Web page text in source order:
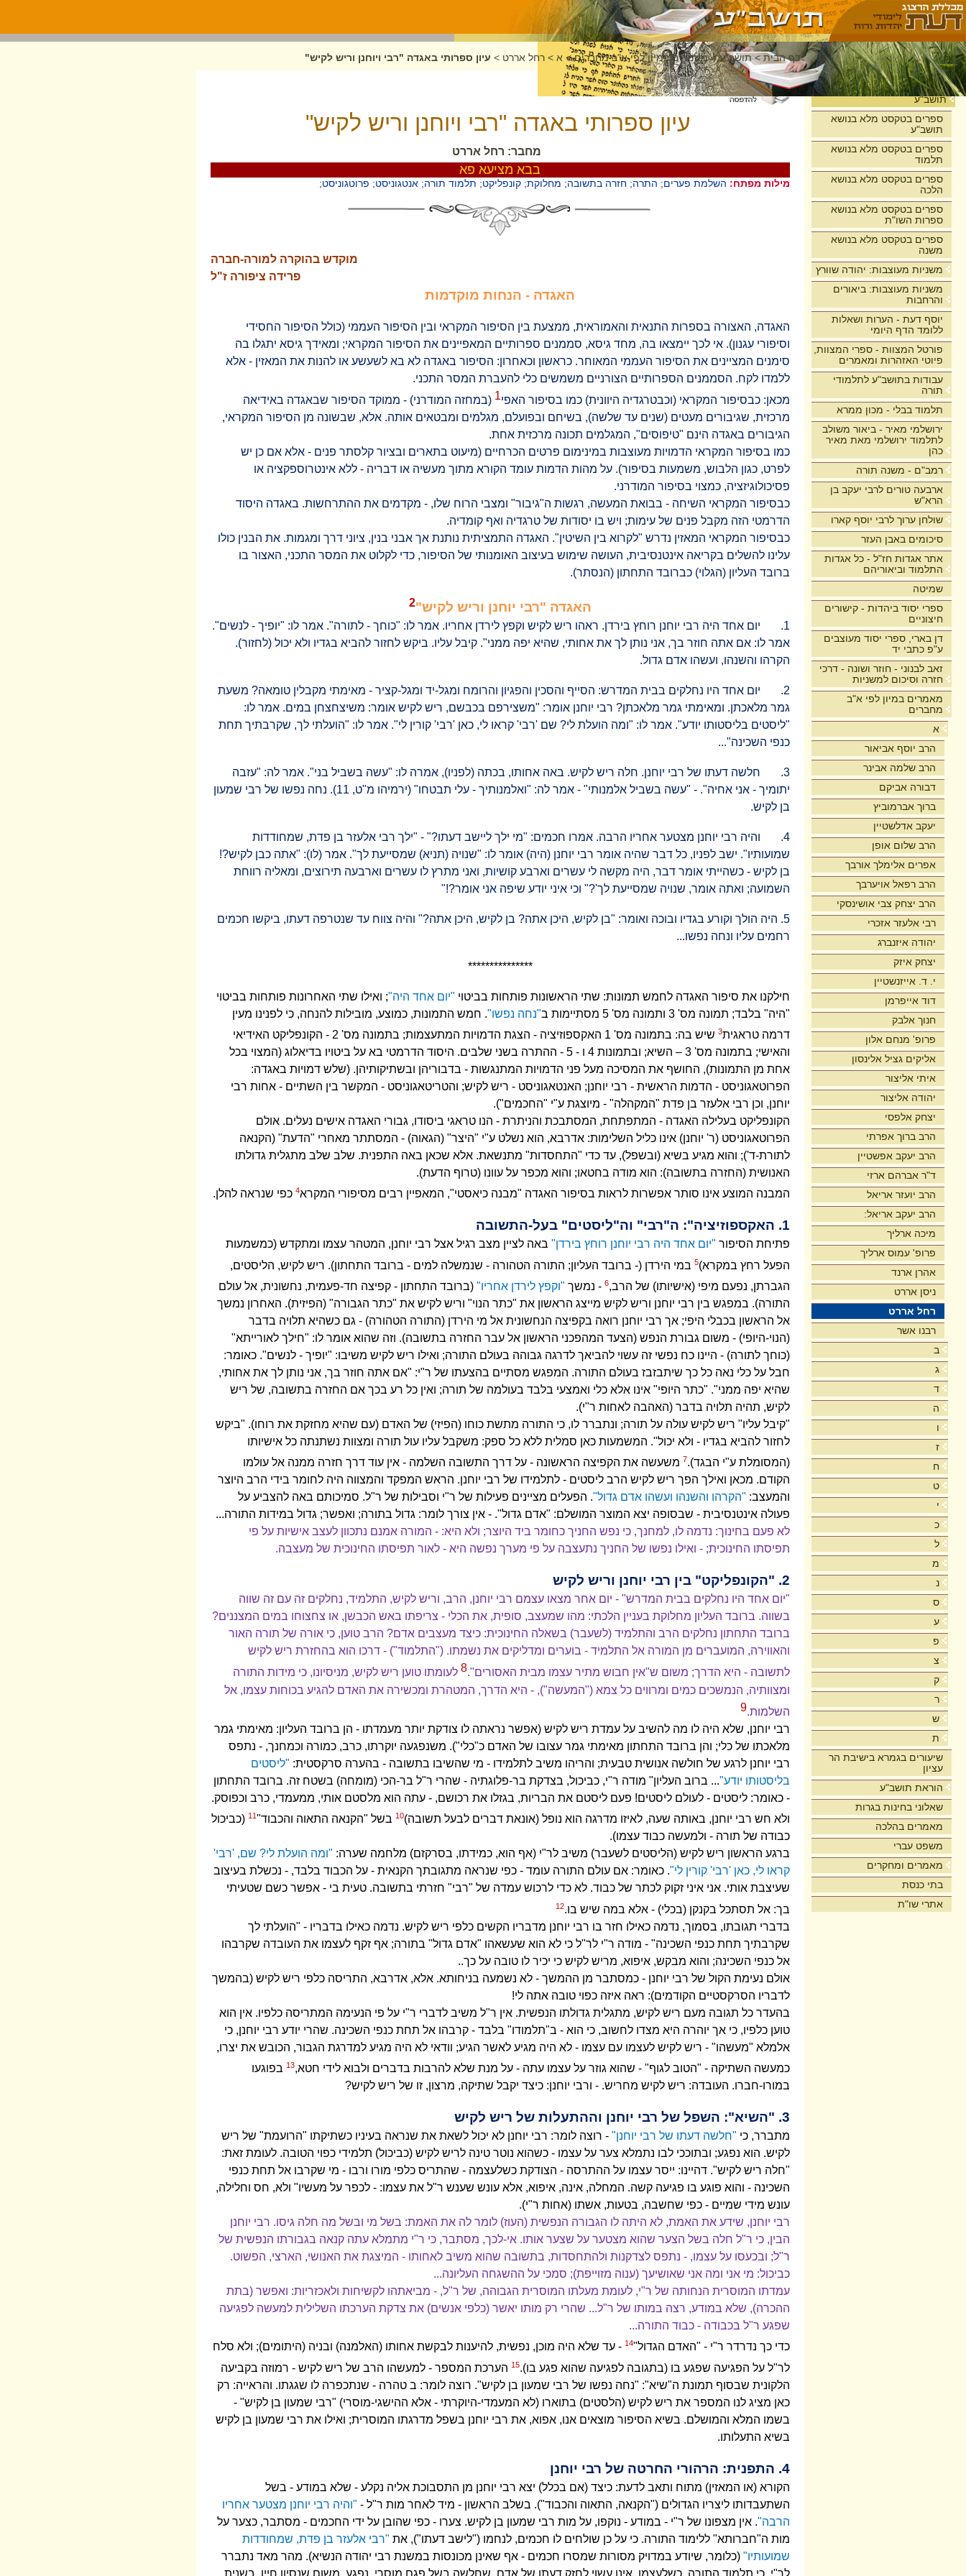
בית
תושב"ע
ספרים בטקסט מלא בנושא
תושב"ע
ספרים בטקסט מלא בנושא
תלמוד
ספרים בטקסט מלא בנושא
הלכה
ספרים בטקסט מלא בנושא
ספרות השו"ת
ספרים בטקסט מלא בנושא
משנה
משניות מעוצבות: יהודה שוורץ
משניות מעוצבות: ביאורים
והרחבות
יוסף דעת - הערות ושאלות
ללומד הדף היומי
פורטל המצוות - ספרי המצוות,
פיוטי האזהרות ומאמרים
עבודות בתושב"ע לתלמודי
תורה
תלמוד בבלי - מכון ממרא
ירושלמי מאיר - ביאור משולב
לתלמוד ירושלמי מאת מאיר
כהן
רמב"ם - משנה תורה
ארבעה טורים לרבי יעקב בן
הרא"ש
שולחן ערוך לרבי יוסף קארו
סיכומים באבן העזר
אתר אגדות חז"ל - כל אגדות
התלמוד וביאוריהם
שמיטה
ספרי יסוד ביהדות - קישורים
חיצוניים
דן בארי, ספרי יסוד מעוצבים
ע"פ כתבי יד
זאב לבנוני - חוזר ושונה - דרכי
חזרה וסיכום למשניות
מאמרים במיון לפי א"ב
מחברים
א
הרב יוסף אביאור
הרב שלמה אבינר
דבורה אביקם
ברוך אברמוביץ
יעקב אדלשטיין
הרב שלום אופן
אפרים אלימלך אורבך
הרב רפאל אויערבך
הרב יצחק צבי אושינסקי
רבי אלעזר אזכרי
יהודה איזנברג
יצחק איזק
י. ד. אייזנשטיין
דוד אייפרמן
חנוך אלבק
פרופ' מנחם אלון
אליקים גציל אלינסון
איתי אליצור
יהודה אליצור
יצחק אלפסי
הרב ברוך אפרתי
הרב יעקב אפשטיין
ד"ר אברהם ארזי
הרב יועזר אריאל
הרב יעקב אריאל:
מיכה ארליך
פרופ' עמוס ארליך
אהרן ארנד
ניסן אררט
רחל אררט
רבנו אשר
ב
ג
ד
ה
ו
ז
ח
ט
י
כ
ל
מ
נ
ס
ע
פ
צ
ק
ר
ש
ת
שיעורים בגמרא בישיבת הר
עציון
הוראת תושב"ע
שאלוני בחינות בגרות
מאמרים בהלכה
משפט עברי
מאמרים ומחקרים
בתי כנסת
אתרי שו"ת
דף הבית >תושב"ע >מאמרים במיון לפי א"ב מחברים > א > רחל אררט > עיון ספרותי באגדה "רבי ויוחנן וריש לקיש"
עיון ספרותי באגדה "רבי ויוחנן וריש לקיש"
מחבר: רחל אררט
בבא מציעא פא
מילות מפתח: השלמת פערים; התרה; חזרה בתשובה; מחלוקת; קונפליקט; תלמוד תורה; אנטגוניסט; פרוטגוניסט;
מוקדש בהוקרה למורה-חברה
פרידה ציפורה ז"ל
האגדה - הנחות מוקדמות
האגדה, האצורה בספרות התנאית והאמוראית, ממצעת בין הסיפור המקראי ובין הסיפור העממי (כולל הסיפור החסידי
וסיפורי עגנון). אי לכך יימצאו בה, מחד גיסא, סממנים ספרותיים המאפיינים את הסיפור המקראי; ומאידך גיסא יתגלו בה
סימנים המציינים את הסיפור העממי המאוחר. כראשון וכאחרון: הסיפור באגדה לא בא לשעשע או להנות את המאזין - אלא
ללמדו לקח. הסממנים הספרותיים הצורניים משמשים כלי להעברת המסר התכני.
מכאן: כבסיפור המקראי (וכבטרגדיה היוונית) כמו בסיפור האפי1 (במחזה המודרני) - ממוקד הסיפור שבאגדה באידיאה
מרכזית, שגיבורים מעטים (שנים עד שלשה), בשיחם ובפועלם, מגלמים ומבטאים אותה. אלא, שבשונה מן הסיפור המקראי,
הגיבורים באגדה הינם "טיפוסים", המגלמים תכונה מרכזית אחת.
כמו בסיפור המקראי הדמויות מעוצבות במינימום פרטים הכרחיים (מיעוט בתארים ובציור קלסתר פנים - אלא אם כן יש
לפרט, כגון הלבוש, משמעות בסיפור). על מהות הדמות עומד הקורא מתוך מעשיה או דבריה - ללא אינטרוספקציה או
פסיכולוגיזציה, כמצוי בסיפור המודרני.
כבסיפור המקראי השיחה - בבואת המעשה, רגשות ה"גיבור" ומצבי הרוח שלו, - מקדמים את ההתרחשות. באגדה היסוד
הדרמטי הזה מקבל פנים של עימות; ויש בו יסודות של טרגדיה ואף קומדיה.
כבסיפור המקראי המאזין נדרש "לקרוא בין השיטין". האגדה התמציתית נותנת אך אבני בנין, ציוני דרך ומגמות. את הבנין כולו
עלינו להשלים בקריאה אינטנסיבית, העושה שימוש בעיצוב האומנותי של הסיפור, כדי לקלוט את המסר התכני, האצור בו
ברובד העליון (הגלוי) כברובד התחתון (הנסתר).
האגדה "רבי יוחנן וריש לקיש"2
1. יום אחד היה רבי יוחנן רוחץ בירדן. ראהו ריש לקיש וקפץ לירדן אחריו. אמר לו: "כוחך - לתורה". אמר לו: "יופיך - לנשים".
אמר לו: אם אתה חוזר בך, אני נותן לך את אחותי, שהיא יפה ממני". קיבל עליו. ביקש לחזור להביא בגדיו ולא יכול (לחזור).
הקרהו והשנהו, ועשהו אדם גדול.
2. יום אחד היו נחלקים בבית המדרש: הסייף והסכין והפגיון והרומח ומגל-יד ומגל-קציר - מאימתי מקבלין טומאה? משעת
גמר מלאכתן. ומאימתי גמר מלאכתן? רבי יוחנן אומר: "משצירפם בכבשם, ריש לקיש אומר: משיצחצחן במים. אמר לו:
"ליסטים בליסטותו יודע". אמר לו: "ומה הועלת לי? שם 'רבי' קראו לי, כאן 'רבי' קורין לי". אמר לו: "הועלתי לך, שקרבתיך תחת
כנפי השכינה"...
3. חלשה דעתו של רבי יוחנן. חלה ריש לקיש. באה אחותו, בכתה (לפניו), אמרה לו: "עשה בשביל בני". אמר לה: "עזבה
יתומיך - אני אחיה". - "עשה בשביל אלמנותי" - אמר לה: "ואלמנותיך - עלי תבטחו" (ירמיהו מ"ט, 11). נחה נפשו של רבי שמעון
בן לקיש.
4. והיה רבי יוחנן מצטער אחריו הרבה. אמרו חכמים: "מי ילך ליישב דעתו?" - "ילך רבי אלעזר בן פדת, שמחודדות
שמועותיו". ישב לפניו, כל דבר שהיה אומר רבי יוחנן (היה) אומר לו: "שנויה (תניא) שמסייעת לך". אמר (לו): "אתה כבן לקיש?!
בן לקיש - כשהייתי אומר דבר, היה מקשה לי עשרים וארבע קושיות, ואני מתרץ לו עשרים וארבעה תירוצים, ומאליה רווחת
השמועה; ואתה אומר, שנויה שמסייעת לך'?" וכי איני יודע שיפה אני אומר?!"
5. היה הולך וקורע בגדיו ובוכה ואומר: "בן לקיש, היכן אתה? בן לקיש, היכן אתה?" והיה צווח עד שנטרפה דעתו, ביקשו חכמים
רחמים עליו ונחה נפשו...
***************
חילקנו את סיפור האגדה לחמש תמונות: שתי הראשונות פותחות בביטוי "יום אחד היה"; ואילו שתי האחרונות פותחות בביטוי
"היה" בלבד; תמונה מס' 3 ותמונה מס' 5 מסתיימות ב
"נחה נפשו". חמש התמונות, כמוצע, מובילות להנחה, כי לפנינו מעין
דרמה טראגית3
שיש בה: בתמונה מס' 1 האקספוזיציה - הצגת הדמויות המתעצמות; בתמונה מס' 2 - הקונפליקט האידיאי
והאישי; בתמונה מס' 3 – השיא; ובתמונות 4 ו - 5 - ההתרה בשני שלבים. היסוד הדרמטי בא על ביטויו בדיאלוג (המצוי בכל
אחת מן התמונות), החושף את המסיכה מעל פני הדמויות המתנגשות - בדבוריהן ובשתיקותיהן. (שלש דמויות באגדה:
הפרוטאגוניסט - הדמות הראשית - רבי יוחנן; האנטאגוניסט - ריש לקיש; והטריטאגוניסט - המקשר בין השתיים - אחות רבי
יוחנן, וכן רבי אלעזר בן פדת "המקהלה" - מיוצגת ע"י "החכמים").
הקונפליקט בעלילה האגדה - המתפתחת, המסתבכת והניתרת - הנו טראגי ביסודו, גבורי האגדה אישים נעלים. אולם
הפרוטאגוניסט (ר' יוחנן) אינו כליל השלימות: אדרבא, הוא נשלט ע"י "היצר" (הגאוה) - המסתתר מאחרי "הדעת" (הקנאה
לתורת-ד'); והוא מגיע בשיא (ובשפל), עד כדי "התחסדות" מתנשאת. אלא שכאן באה התפנית. שלב שלב מתגלית גדולתו
האנושית (החזרה בתשובה): הוא מודה בחטאו; והוא מכפר על עוונו (טרוף הדעת).
המבנה המוצע אינו סותר אפשרות לראות בסיפור האגדה "מבנה כיאסטי", המאפיין רבים מסיפורי המקרא4 כפי שנראה להלן.
1. האקספוזיציה": ה"רבי" וה"ליסטים" בעל-התשובה
פתיחת הסיפור "יום אחד היה רבי יוחנן רוחץ בירדן" באה לציין מצב רגיל אצל רבי יוחנן, המטהר עצמו ומתקדש (כמשמעות
הפעל רחץ במקרא)5 במי הירדן (- ברובד העליון; התורה הטהורה - שנמשלה למים - ברובד התחתון). ריש לקיש, הליסטים,
הגברתן, נפעם מיפי (אישיותו) של הרב,6 - נמשך "וקפץ לירדן אחריו" (ברובד התחתון - קפיצה חד-פעמית, נחשונית, אל עולם
התורה). במפגש בין רבי יוחנן וריש לקיש מייצג הראשון את "כתר הנוי" וריש לקיש את "כתר הגבורה" (הפיזית). האחרון נמשך
אל הראשון בכבלי היפי; אך רבי יוחנן רואה בקפיצה הנחשונית אל מי הירדן (התורה הטהורה) - גם כשהיא תלויה בדבר
(הנוי-היופי) - משום גבורת הנפש (הצעד המהפכני הראשון אל עבר החזרה בתשובה). וזה שהוא אומר לו: "חילך לאורייתא"
(כוחך לתורה) - היינו כח נפשי זה עשוי להביאך לדרגה גבוהה בעולם התורה; ואילו ריש לקיש משיבו: "יופיך - לנשים". כאומר:
חבל על כלי נאה כל כך שיתבזבז בעולם התורה. המפגש מסתיים בהצעתו של ר"י: "אם אתה חוזר בך, אני נותן לך את אחותי,
שהיא יפה ממני". "כתר היופי" אינו אלא כלי ואמצעי בלבד בעולמה של תורה; ואין כל רע בכך אם החזרה בתשובה, של ריש
לקיש, תהיה תלויה בדבר (האהבה לאחות ר"י).
"קיבל עליו" ריש לקיש עולה על תורה; ונתברר לו, כי התורה מתשת כוחו (הפיזי) של האדם (עם שהיא מחזקת את רוחו). "ביקש
לחזור להביא בגדיו - ולא יכול". המשמעות כאן סמלית ללא כל ספק: משקבל עליו עול תורה ומצוות נשתנתה כל אישיותו
(המסומלת ע"י הבגד).7 משעשה את הקפיצה הראשונה - על דרך התשובה השלמה - אין עוד דרך חזרה ממנה אל עולמו
הקודם. מכאן ואילך הפך ריש לקיש הרב ליסטים - לתלמידו של רבי יוחנן. הראש המפקד והמצווה היה לחומר בידי הרב היוצר
והמעצב: "הקרהו והשנהו ועשהו אדם גדול". הפעלים מציינים פעילות של ר"י וסבילות של ר"ל. סמיכותם באה להצביע על
פעולה אינטנסיבית - שבסופה יצא המוצר המושלם: "אדם גדול". - אין צורך לומר: גדול בתורה; ואפשר; גדול במידות התורה...
לא פעם בחינוך: נדמה לו, למחנך, כי נפש החניך כחומר ביד היוצר; ולא היא: - המורה אמנם נתכוון לעצב אישיות על פי
תפיסתו החינוכית; - ואילו נפשו של החניך נתעצבה על פי מערך נפשה היא - לאור תפיסתו החינוכית של מעצבה.
2. "הקונפליקט" בין רבי יוחנן וריש לקיש
"יום אחד היו נחלקים בבית המדרש" - יום אחר מצאו עצמם רבי יוחנן, הרב, וריש לקיש, התלמיד, נחלקים זה עם זה שווה
בשווה. ברובד העליון מחלוקת בעניין הלכתי: מהו שמעצב, סופית, את הכלי - צריפתו באש הכבשן, או צחצוחו במים המצננים?
ברובד התחתון נחלקים הרב והתלמיד (לשעבר) בשאלה החינוכית: כיצד מעצבים אדם? הרב טוען, כי אורה של תורה האור
והאווירה, המועברים מן המורה אל התלמיד - בוערים ומדליקים את נשמתו. ("התלמוד") - דרכו הוא בהחזרת ריש לקיש
לתשובה - היא הדרך; משום ש"אין חבוש מתיר עצמו מבית האסורים".8 לעומתו טוען ריש לקיש, מניסיונו, כי מידות התורה
ומצוותיה, הנמשכים כמים ומרווים כל צמא ("המעשה"), - היא הדרך, המטהרת ומכשירה את האדם להגיע בכוחות עצמו, אל
השלמות.9
רבי יוחנן, שלא היה לו מה להשיב על עמדת ריש לקיש (אפשר נראתה לו צודקת יותר מעמדתו - הן ברובד העליון: מאימתי גמר
מלאכתו של כלי; והן ברובד התחתון מאימתי גמר עצובו של האדם כ"כלי"). משנפגעה יוקרתו, כרב, כמורה וכמחנך, - נתפס
רבי יוחנן לרגע של חולשה אנושית טבעית; והריהו משיב לתלמידו - מי שהשיבו בתשובה - בהערה סרקסטית: "ליסטים
בליסטותו יודע"... ברוב העליון" מודה ר"י, כביכול, בצדקת בר-פלוגתיה - שהרי ר"ל בר-הכי (מומחה) בשטח זה. ברובד התחתון
- כאומר: ליסטים - לעולם ליסטים! פעם ליסטם את הבריות, בגזלו את רכושם, - עתה הוא מלסטם אותי, ממעמדי, כרב וכפוסק.
ולא חש רבי יוחנן, באותה שעה, לאיזו מדרגה הוא נופל (אונאת דברים לבעל תשובה)10 בשל "הקנאה התאוה והכבוד"11 (כביכול
כבודה של תורה - ולמעשה כבוד עצמו).
ברגע הראשון ריש לקיש (הליסטים לשעבר) משיב לר"י (אף הוא, כמידתו, בסרקזם) מלחמה שערה: "ומה הועלת לי? שם, 'רבי'
קראו לי, כאן 'רבי' קורין לי". כאומר: אם עולם התורה עומד - כפי שנראה מתגובתך הקנאית - על הכבוד בלבד, - נכשלת בעיצוב
שעיצבת אותי. אני איני זקוק לכתר של כבוד. לא כדי לרכוש עמדה של "רבי" חזרתי בתשובה. טעית בי - אפשר כשם שטעיתי
בך: אל תסתכל בקנקן (בכלי) - אלא במה שיש בו.12
בדברי תגובתו, בסמוך, נדמה כאילו חזר בו רבי יוחנן מדבריו הקשים כלפי ריש לקיש. נדמה כאילו בדבריו - "הועלתי לך
שקרבתיך תחת כנפי השכינה" - מודה ר"י לר"ל כי לא הוא שעשאהו "אדם גדול" בתורה; אף זקף לעצמו את העובדה שקרבהו
אל כנפי השכינה; והוא מבקש, איפוא, מריש לקיש כי יכיר לו טובה על כך..
אולם נעימת הקול של רבי יוחנן - כמסתבר מן ההמשך - לא נשמעה בניחותא. אלא, אדרבא, התריסה כלפי ריש לקיש (בהמשך
לדבריו הסרקסטיים הקודמים): ראה איזה כפוי טובה אתה לי!
בהעדר כל תגובה מעם ריש לקיש, מתגלית גדולתו הנפשית. אין ר"ל משיב לדברי ר"י על פי הנעימה המתריסה כלפיו. אין הוא
טוען כלפיו, כי אך יוהרה היא מצדו לחשוב, כי הוא - ב"תלמודו" בלבד - קרבהו אל תחת כנפי השכינה. שהרי יודע רבי יוחנן, כי
אלמלא "מעשהו" - ריש לקיש לעצמו עם עצמו - לא היה מגיע לאשר הגיע; וודאי לא היה מגיע למדרגת הגבור, הכובש את יצרו,
כמעשה השתיקה - "הטוב לגוף" - שהוא גוזר על עצמו עתה - על מנת שלא להרבות בדברים ולבוא לידי חטא,13 בפוגעו
במורו-חברו. העובדה: ריש לקיש מחריש. - ורבי יוחנן: כיצד יקבל שתיקה, מרצון, זו של ריש לקיש?
3. "השיא": השפל של רבי יוחנן וההתעלות של ריש לקיש
מתברר, כי "חלשה דעתו של רבי יוחנן" - רוצה לומר: רבי יוחנן לא יכול לשאת את שנראה בעיניו כשתיקתו "הרועמת" של ריש
לקיש. הוא נפגע; ובתוככי לבו נתמלא צער על עצמו - כשהוא נוטר טינה לריש לקיש (כביכול) תלמידי כפוי הטובה. לעומת זאת:
"חלה ריש לקיש". דהיינו: ייסר עצמו על ההתרסה - הצודקת כשלעצמה - שהתריס כלפי מורו ורבו - מי שקרבו אל תחת כנפי
השכינה - והוא פוגע בו פגיעה קשה. המחלה, אינה, איפוא, אלא עונש שענש ר"ל את עצמו: - לכפר על מעשיו" ולא, חס וחלילה,
עונש מידי שמיים - כפי שחשבה, בטעות, אשתו (אחות ר"י).
רבי יוחנן, שידע את האמת, לא היתה לו הגבורה הנפשית (העוז) לומר לה את האמת: בשל מי ובשל מה חלה גיסו. רבי יוחנן
הבין, כי ר"ל חלה בשל הצער שהוא מצטער על שצער אותו. אי-לכך, מסתבר, כי ר"י מתמלא עתה קנאה בגבורתו הנפשית של
ר"ל; ובכעסו על עצמו, - נתפס לצדקנות ולהתחסדות, בתשובה שהוא משיב לאחותו - המיצגת את האנושי, הארצי, הפשוט.
כביכול: מי אני ומה אני שאושיעך (ענוה מזוייפת); סמכי על ההשגחה העליונה...
עמדתו המוסרית הנחותה של ר"י, לעומת מעלתו המוסרית הגבוהה, של ר"ל, - מביאתהו לקשיחות ולאכזריות: ואפשר (בתת
ההכרה), שלא במודע, רצה במותו של ר"ל... שהרי רק מותו יאשר (כלפי אנשים) את צדקת הערכתו השלילית למעשה לפגיעה
שפגע ר"ל בכבודה - כבוד התורה...
כדי כך נדרדר ר"י - "האדם הגדול"14 - עד שלא היה מוכן, נפשית, להיענות לבקשת אחותו (האלמנה) ובניה (היתומים); ולא סלח
לר"ל על הפגיעה שפגע בו (בתגובה לפגיעה שהוא פגע בו).15 הערכת המספר - למעשהו הרב של ריש לקיש - רמוזה בקביעה
הלקונית שבסוף תמונת ה"שיא": "נחה נפשו של רבי שמעון בן לקיש". רוצה לומר: ב טהרה - שנתכפרה לו שגגתו. והראייה: רק
כאן מציג לנו המספר את ריש לקיש (הלסטים) בתוארו (לא המעמדי-היוקרתי - אלא ההישגי-מוסרי) "רבי שמעון בן לקיש" -
בשמו המלא והמושלם. בשיא הסיפור מוצאים אנו, אפוא, את רבי יוחנן בשפל מדרגתו המוסרית; ואילו את רבי שמעון בן לקיש
בשיא התעלותו.
4. התפנית: הרהורי החרטה של רבי יוחנן
הקורא (או המאזין) מתוח ותאב לדעת: כיצד (אם בכלל) יצא רבי יוחנן מן התסבוכת אליה נקלע - שלא במודע - בשל
השתעבדותו ליצריו הגדולים ("הקנאה, התאוה והכבוד"). בשלב הראשון - מיד לאחר מות ר"ל - "והיה רבי יוחנן מצטער אחריו
הרבה". אין מצפונו של ר"י - במודע - נוקפו, על מות רבי שמעון בן לקיש. צערו - כפי שהובן על ידי החכמים - מסתבר, כצער על
מות ה"חברותא" ללימוד התורה. כי על כן שולחים לו חכמים, לנחמו ("לישב דעתו"), את "רבי אלעזר בן פדת, שמחודדות
שמועותיו" (כלומר, שיודע במדויק מסורות שמסרו חכמים - אף שאינן מכונסות במשנת רבי יהודה הנשיא). מהר מאד נתברר
לר"י, כי תלמוד התורה, כשלעצמו, אינו עשוי לחזק דעתו של אדם, שחלשה בשל פגם מוסרי. נפגע, משום שנסיון חייו, בשנית,